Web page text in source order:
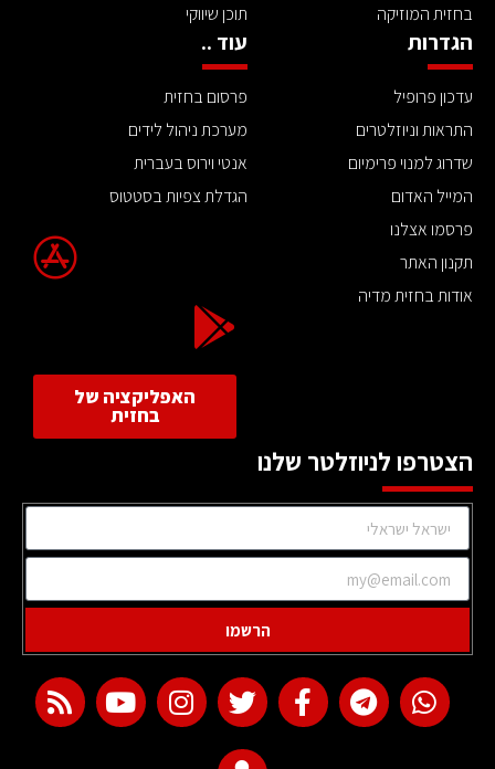
בחזית המוזיקה
תוכן שיווקי
הגדרות
עדכון פרופיל
התראות וניוזלטרים
שדרוג למנוי פרימיום
המייל האדום
פרסמו אצלנו
תקנון האתר
אודות בחזית מדיה
עוד ..
פרסום בחזית
מערכת ניהול לידים
אנטי וירוס בעברית
הגדלת צפיות בסטטוס
האפליקציה של
בחזית
הצטרפו לניוזלטר שלנו
הרשמו